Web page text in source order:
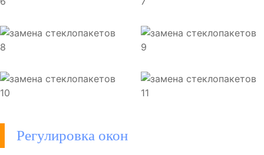
Регулировка окон